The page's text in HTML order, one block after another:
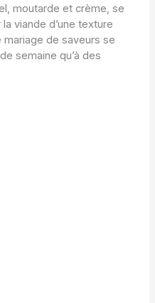
moutarde et crème, se
viande d’une texture
de saveurs se
semaine qu’à des